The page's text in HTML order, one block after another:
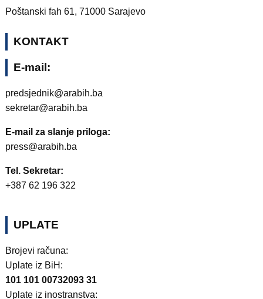
Poštanski fah 61, 71000 Sarajevo
KONTAKT
E-mail:
predsjednik@arabih.ba
sekretar@arabih.ba
E-mail za slanje priloga:
press@arabih.ba
Tel. Sekretar:
+387 62 196 322
UPLATE
Brojevi računa:
Uplate iz BiH:
101 101 00732093 31
Uplate iz inostranstva: